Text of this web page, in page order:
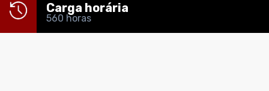
Carga horária
560 horas